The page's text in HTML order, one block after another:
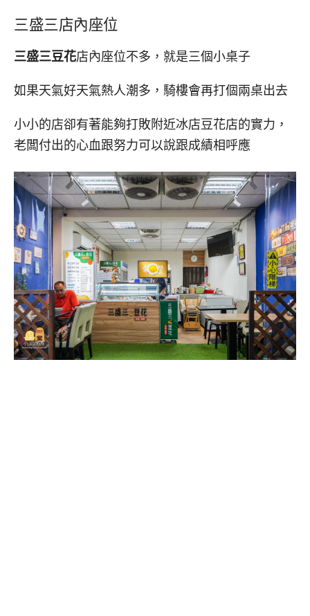
三盛三店內座位
三盛三豆花店內座位不多，就是三個小桌子
如果天氣好天氣熱人潮多，騎樓會再打個兩桌出去
小小的店卻有著能夠打敗附近冰店豆花店的實力，
老闆付出的心血跟努力可以說跟成績相呼應